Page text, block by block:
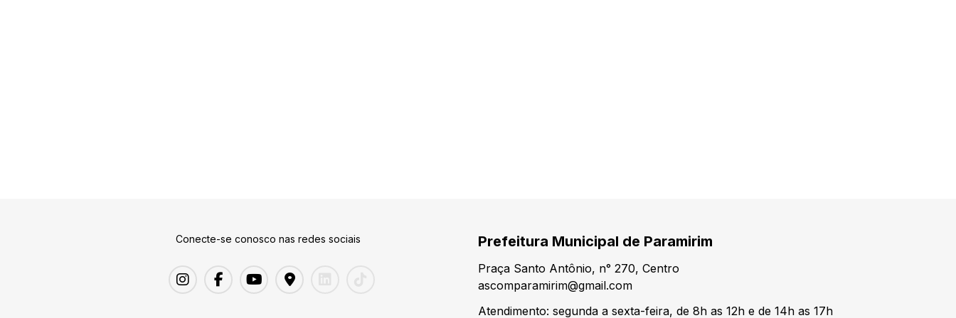
Conecte-se conosco nas redes sociais Prefeitura Municipal de Paramirim
Praça Santo Antônio, n° 270, Centro
ascomparamirim@gmail.com
Atendimento: segunda a sexta-feira, de 8h as 12h e de 14h as 17h